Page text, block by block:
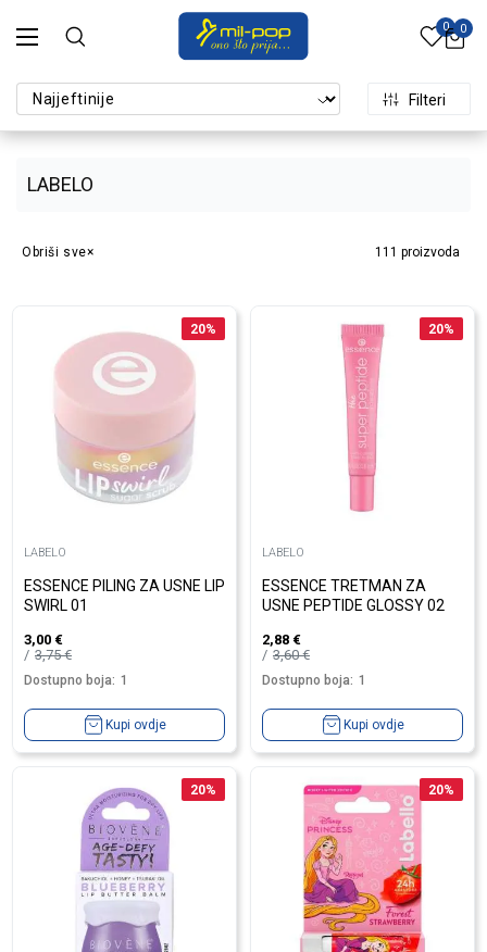
0 0
LABELO
Filteri
111 proizvoda
Obriši sve
20%
LABELO
ESSENCE PILING ZA USNE LIP
SWIRL 01
3,00 €
3,75€
Dostupno boja: 1
Kupi ovdje
20%
LABELO
ESSENCE TRETMAN ZA
USNE PEPTIDE GLOSSY 02
2,88 €
3,60€
Dostupno boja: 1
Kupi ovdje
20% 20%